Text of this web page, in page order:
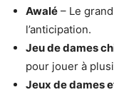
Awalé – Le
l’anticipation.
Jeu de dames
pour jouer à
Jeux de dames